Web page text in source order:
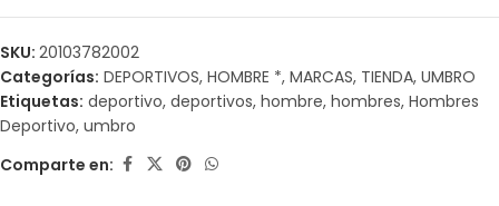
SKU: 20103782002
Categorías: DEPORTIVOS, HOMBRE *, MARCAS, TIENDA, UMBRO
Etiquetas: deportivo, deportivos, hombre, hombres, Hombres
Deportivo, umbro
Comparte en: